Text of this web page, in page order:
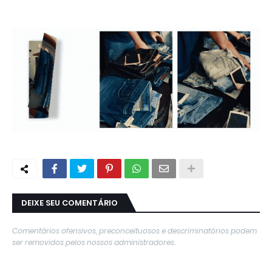
DEIXE SEU COMENTÁRIO
Comentários ofensivos, preconceituosos e descriminatórios podem
ser removidos pelos nossos administradores.